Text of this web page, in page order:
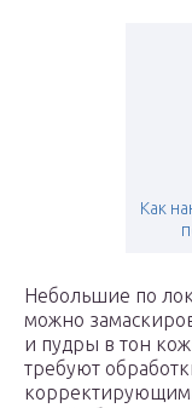
Как
Небольшие по
можно
и пудры в тон
требуют